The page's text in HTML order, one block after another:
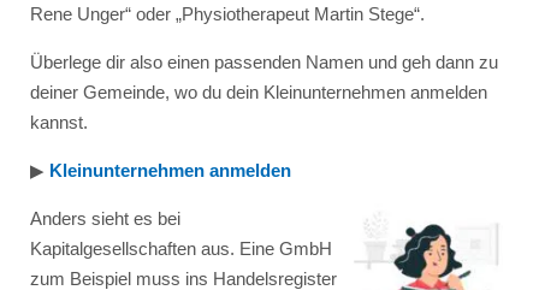
Rene Unger“ oder „Physiotherapeut Martin Stege“.
Überlege dir also einen passenden Namen und geh dann zu
deiner Gemeinde, wo du dein Kleinunternehmen anmelden
kannst.
▶︎ Kleinunternehmen anmelden
Anders sieht es bei
Kapitalgesellschaften aus. Eine GmbH
zum Beispiel muss ins Handelsregister